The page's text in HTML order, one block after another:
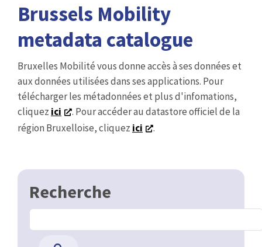
Brussels Mobility
metadata catalogue
Bruxelles Mobilité vous donne accès à ses données et
aux données utilisées dans ses applications. Pour
télécharger les métadonnées et plus d'infomations,
cliquez ici
. Pour accéder au datastore officiel de la
région Bruxelloise, cliquez ici .
Recherche